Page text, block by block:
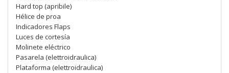
Hard top (apribile)
Hélice de proa
Indicadores Flaps
Luces de cortesía
Molinete eléctrico
Pasarela (elettroidraulica)
Plataforma (elettroidraulica)